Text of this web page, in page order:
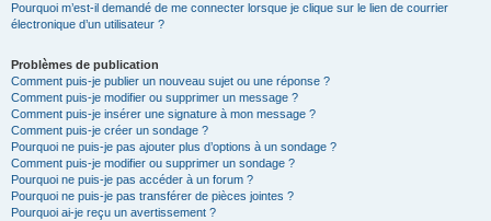
Pourquoi m’est-il demandé de me connecter lorsque je clique sur le lien de courrier
électronique d’un utilisateur ?
Problèmes de publication
Comment puis-je publier un nouveau sujet ou une réponse ?
Comment puis-je modifier ou supprimer un message ?
Comment puis-je insérer une signature à mon message ?
Comment puis-je créer un sondage ?
Pourquoi ne puis-je pas ajouter plus d’options à un sondage ?
Comment puis-je modifier ou supprimer un sondage ?
Pourquoi ne puis-je pas accéder à un forum ?
Pourquoi ne puis-je pas transférer de pièces jointes ?
Pourquoi ai-je reçu un avertissement ?